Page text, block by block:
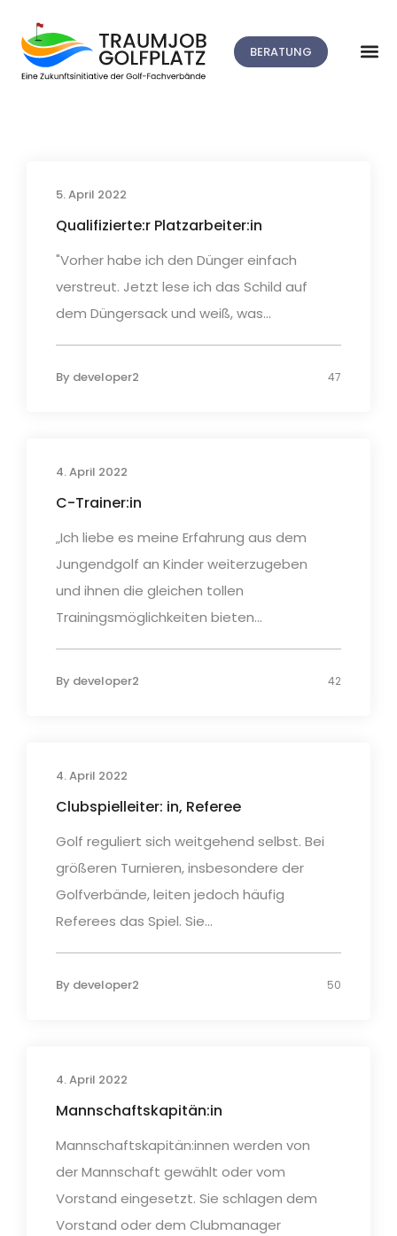
BERATUNG
5. April 2022
Qualifizierte:r Platzarbeiter:in
"Vorher habe ich den Dünger einfach
verstreut. Jetzt lese ich das Schild auf
dem Düngersack und weiß, was...
By developer2 47
4. April 2022
C-Trainer:in
„Ich liebe es meine Erfahrung aus dem
Jungendgolf an Kinder weiterzugeben
und ihnen die gleichen tollen
Trainingsmöglichkeiten bieten...
By developer2 42
4. April 2022
Clubspielleiter: in, Referee
Golf reguliert sich weitgehend selbst. Bei
größeren Turnieren, insbesondere der
Golfverbände, leiten jedoch häufig
Referees das Spiel. Sie...
By developer2 50
4. April 2022
Mannschaftskapitän:in
Mannschaftskapitän:innen werden von
der Mannschaft gewählt oder vom
Vorstand eingesetzt. Sie schlagen dem
Vorstand oder dem Clubmanager